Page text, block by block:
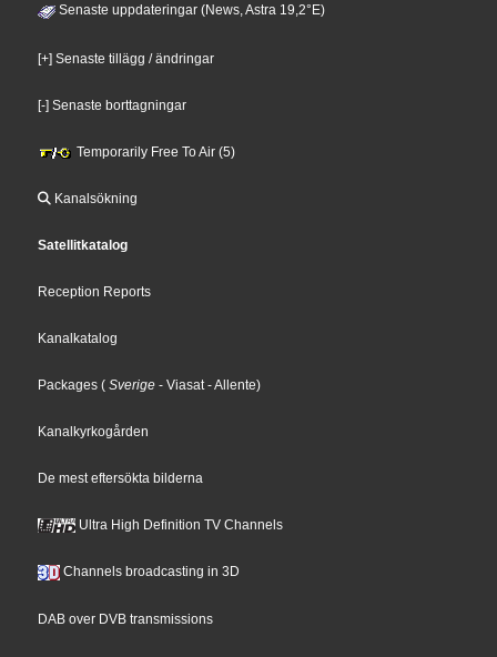
Senaste uppdateringar (News, Astra 19,2°E)
[+] Senaste tillägg / ändringar
[-] Senaste borttagningar
Temporarily Free To Air (5)
Kanalsökning
Satellitkatalog
Reception Reports
Kanalkatalog
Packages ( Sverige - Viasat - Allente)
Kanalkyrkogården
De mest eftersökta bilderna
Ultra High Definition TV Channels
Channels broadcasting in 3D
DAB over DVB transmissions